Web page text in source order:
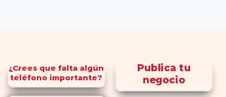
¿Crees que falta algún
teléfono importante?
Publica tu
negocio